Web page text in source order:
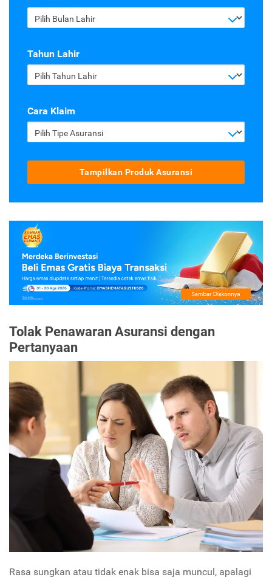
Pilih Bulan Lahir
Tahun Lahir
Pilih Tahun Lahir
Cara Klaim
Pilih Tipe Asuransi
Tampilkan Produk Asuransi
Tolak Penawaran Asuransi dengan
Pertanyaan
Rasa sungkan atau tidak enak bisa saja muncul, apalagi